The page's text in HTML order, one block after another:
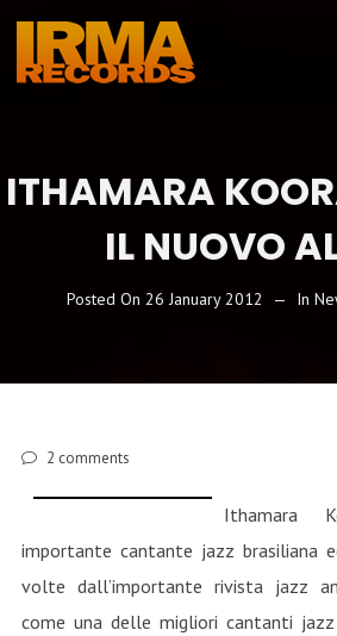
ITHAMARA
IL NUOVO
Posted On 26 January 2012 In
2 comments
Ithamara
importante cantante jazz brasiliana
volte dall’importante rivista jazz
come una delle migliori cantanti jazz